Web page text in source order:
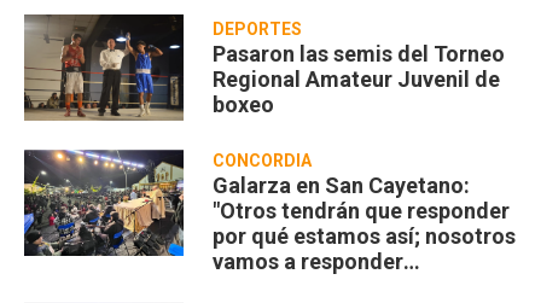
DEPORTES
Pasaron las semis del Torneo
Regional Amateur Juvenil de
boxeo
CONCORDIA
Galarza en San Cayetano:
"Otros tendrán que responder
por qué estamos así; nosotros
vamos a responder